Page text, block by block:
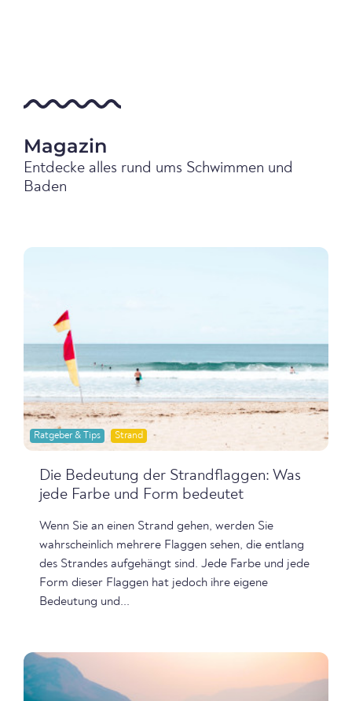
Magazin
Entdecke alles rund ums Schwimmen und
Baden
Ratgeber & Tips Strand
Die Bedeutung der Strandflaggen: Was
jede Farbe und Form bedeutet
Wenn Sie an einen Strand gehen, werden Sie
wahrscheinlich mehrere Flaggen sehen, die entlang
des Strandes aufgehängt sind. Jede Farbe und jede
Form dieser Flaggen hat jedoch ihre eigene
Bedeutung und...